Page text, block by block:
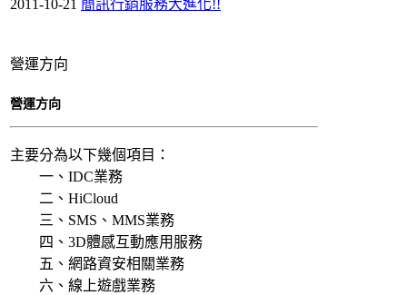
2011-10-21 簡訊行銷服務大進化!!
營運方向
營運方向
主要分為以下幾個項目：
一、IDC業務
二、HiCloud
三、SMS、MMS業務
四、3D體感互動應用服務
五、網路資安相關業務
六、線上遊戲業務